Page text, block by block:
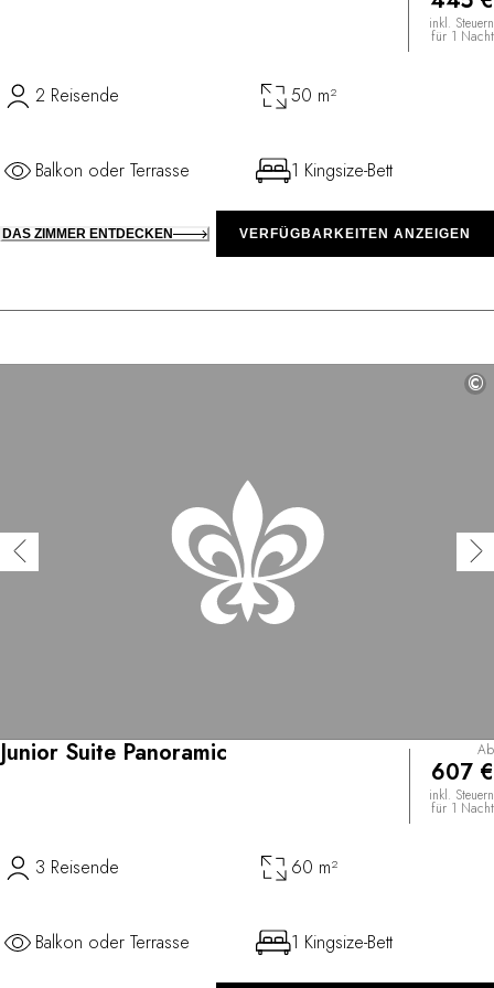
inkl. Steuern
für 1 Nacht
2 Reisende 50 m²
Balkon oder Terrasse 1 Kingsize-Bett
DAS ZIMMER ENTDECKEN VERFÜGBARKEITEN ANZEIGEN
©
Junior Suite Panoramic Ab
607 €
inkl. Steuern
für 1 Nacht
3 Reisende 60 m²
Balkon oder Terrasse 1 Kingsize-Bett